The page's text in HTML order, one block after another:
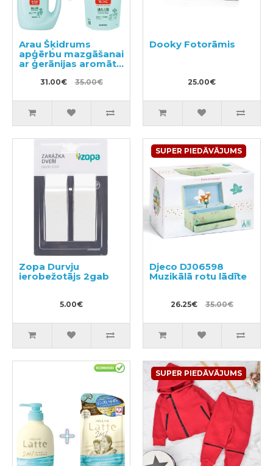
Arau Šķidrums
apģērbu mazgāšanai
ar ģerānijas aromātu
1200ml + pildviela
1000ml
31.00€ 35.00€
Dooky Fotorāmis
25.00€
Zopa Durvju
ierobežotājs 2gab
5.00€
SUPER PIEDĀVĀJUMS
Djeco DJ06598
Muzikālā rotu lādīte
26.25€ 35.00€
SUPER PIEDĀVĀJUMS